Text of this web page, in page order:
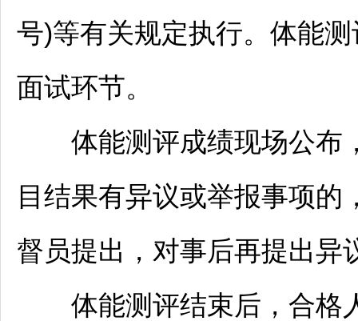
号)等有关规定执行。体能
面试环节。
体能测评成绩现场公布
目结果有异议或举报事项
督员提出，对事后再提出异
体能测评结束后，合格